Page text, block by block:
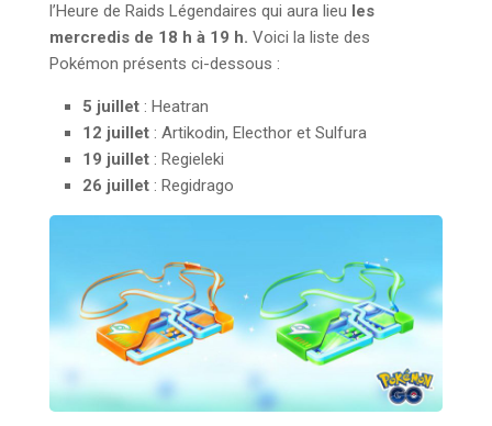
l’Heure de Raids Légendaires qui aura lieu les
mercredis de 18 h à 19 h. Voici la liste des
Pokémon présents ci-dessous :
5 juillet : Heatran
12 juillet : Artikodin, Electhor et Sulfura
19 juillet : Regieleki
26 juillet : Regidrago